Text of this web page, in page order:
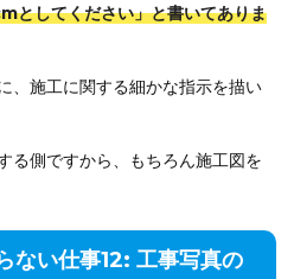
してください」と書いてありま
、施工に関する細かな指示を描い
る側ですから、もちろん施工図を
ない仕事12: 工事写真の